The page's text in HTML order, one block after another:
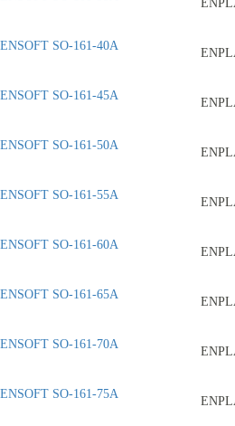
ENSOFT SO-161-40A
ENSOFT SO-161-45A
ENSOFT SO-161-50A
ENSOFT SO-161-55A
ENSOFT SO-161-60A
ENSOFT SO-161-65A
ENSOFT SO-161-70A
ENSOFT SO-161-75A